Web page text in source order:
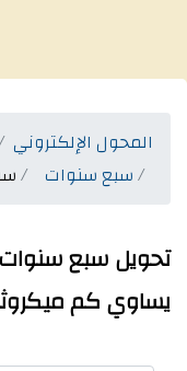
المحول الإلكتروني
سبع سنوات
تحويل سبع
يساوي كم